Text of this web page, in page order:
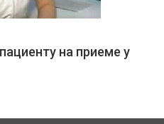
на приеме у